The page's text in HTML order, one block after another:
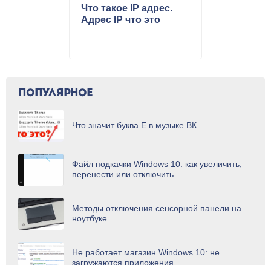
Что такое IP адрес.
Адрес IP что это
ПОПУЛЯРНОЕ
Что значит буква Е в музыке ВК
Файл подкачки Windows 10: как увеличить,
перенести или отключить
Методы отключения сенсорной панели на
ноутбуке
Не работает магазин Windows 10: не
загружаются приложения